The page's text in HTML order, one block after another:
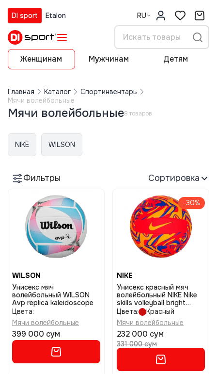
DI sport Etalon RU
Женщинам Мужчинам Детям
Главная Каталог
Спортинвентарь
Мячи волейбольные
Мячи волейбольные8 товаров
NIKE WILSON
Фильтры Сортировка
WILSON
Унисекс мяч
волейбольный WILSON
Avp replica kaleidoscope
Цвета:
Мячи волейбольные
399 000 сум
-30%
NIKE
Унисекс красный мяч
волейбольный NIKE Nike
skills volleyball bright
размер 3
Цвета:
Красный
Мячи волейбольные
232 000 сум
331 000 сум